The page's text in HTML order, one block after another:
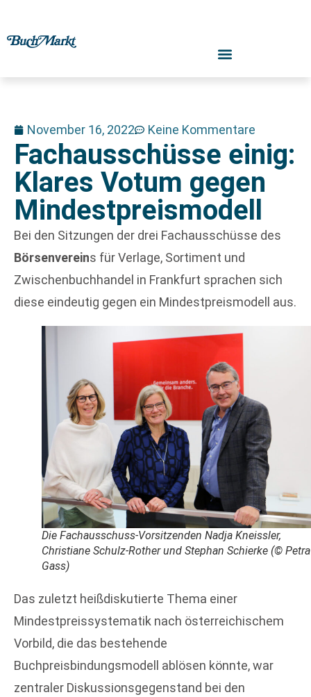
November 16, 2022 Keine Kommentare
Fachausschüsse einig:
Klares Votum gegen
Mindestpreismodell
Bei den Sitzungen der drei Fachausschüsse des
Börsenvereins für Verlage, Sortiment und
Zwischenbuchhandel in Frankfurt sprachen sich
diese eindeutig gegen ein Mindestpreismodell aus.
Die Fachausschuss-Vorsitzenden Nadja Kneissler,
Christiane Schulz-Rother und Stephan Schierke (© Petra
Gass)
Das zuletzt heißdiskutierte Thema einer
Mindestpreissystematik nach österreichischem
Vorbild, die das bestehende
Buchpreisbindungsmodell ablösen könnte, war
zentraler Diskussionsgegenstand bei den